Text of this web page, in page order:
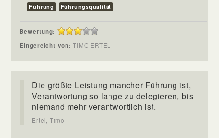
Führung
Führungsqualität
Bewertung:
Eingereicht von:TIMO ERTEL
Die größte Leistung mancher Führung ist,
Verantwortung so lange zu delegieren, bis
niemand mehr verantwortlich ist.
Ertel, Timo